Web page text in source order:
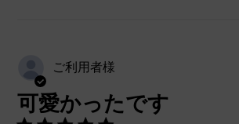
ご利用者様
可愛かったです